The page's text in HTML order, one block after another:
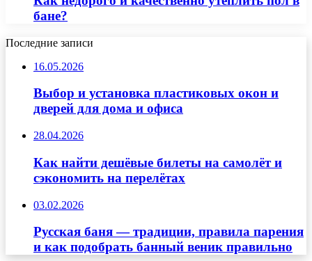
бане?
Последние записи
16.05.2026
Выбор и установка пластиковых окон и
дверей для дома и офиса
28.04.2026
Как найти дешёвые билеты на самолёт и
сэкономить на перелётах
03.02.2026
Русская баня — традиции, правила парения
и как подобрать банный веник правильно